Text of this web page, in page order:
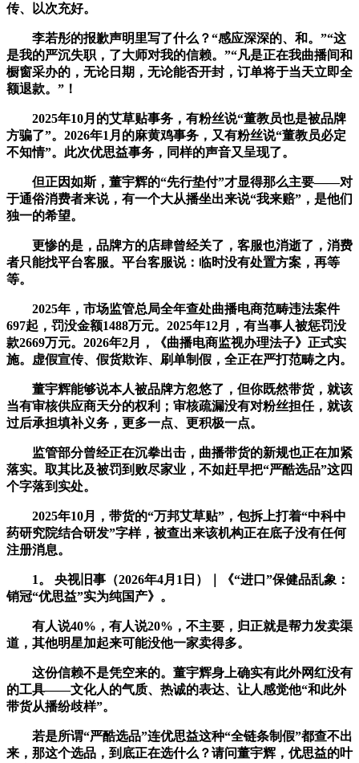
传、以次充好。
李若彤的报歉声明里写了什么？“感应深深的、和。”“这
是我的严沉失职，了大师对我的信赖。”“凡是正在我曲播间和
橱窗采办的，无论日期，无论能否开封，订单将于当天立即全
额退款。”！
2025年10月的艾草贴事务，有粉丝说“董教员也是被品牌
方骗了”。2026年1月的麻黄鸡事务，又有粉丝说“董教员必定
不知情”。此次优思益事务，同样的声音又呈现了。
但正因如斯，董宇辉的“先行垫付”才显得那么主要——对
于通俗消费者来说，有一个大从播坐出来说“我来赔”，是他们
独一的希望。
更惨的是，品牌方的店肆曾经关了，客服也消逝了，消费
者只能找平台客服。平台客服说：临时没有处置方案，再等
等。
2025年，市场监管总局全年查处曲播电商范畴违法案件
697起，罚没金额1488万元。2025年12月，有当事人被惩罚没
款2669万元。2026年2月，《曲播电商监视办理法子》正式实
施。虚假宣传、假货欺诈、刷单制假，全正在严打范畴之内。
董宇辉能够说本人被品牌方忽悠了，但你既然带货，就该
当有审核供应商天分的权利；审核疏漏没有对粉丝担任，就该
过后承担填补义务，更多一点、更积极一点。
监管部分曾经正在沉拳出击，曲播带货的新规也正在加紧
落实。取其比及被罚到败尽家业，不如赶早把“严酷选品”这四
个字落到实处。
2025年10月，带货的“万邦艾草贴”，包拆上打着“中科中
药研究院结合研发”字样，被查出来该机构正在底子没有任何
注册消息。
1。 央视旧事（2026年4月1日）｜《“进口”保健品乱象：
销冠“优思益”实为纯国产》。
有人说40%，有人说20%，不主要，归正就是帮力发卖渠
道，其他明星加起来可能没他一家卖得多。
这份信赖不是凭空来的。董宇辉身上确实有此外网红没有
的工具——文化人的气质、热诚的表达、让人感觉他“和此外
带货从播纷歧样”。
若是所谓“严酷选品”连优思益这种“全链条制假”都查不出
来，那这个选品，到底正在选什么？请问董宇辉，优思益的叶